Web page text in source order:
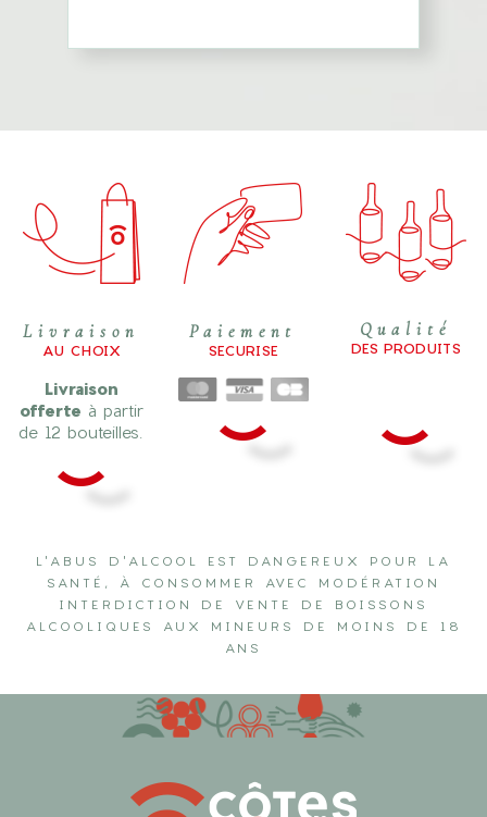
Livraison
AU CHOIX
Livraison
offerte à partir
de 12 bouteilles.
Paiement
SECURISE
Qualité
DES PRODUITS
L'ABUS D'ALCOOL EST DANGEREUX POUR LA
SANTÉ, À CONSOMMER AVEC MODÉRATION
INTERDICTION DE VENTE DE BOISSONS
ALCOOLIQUES AUX MINEURS DE MOINS DE 18
ANS